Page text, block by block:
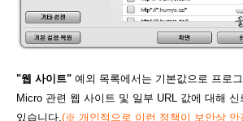
"웹 사이트" 예외 목록에서는 기본값으로 프로
Micro 관련 웹 사이트 및 일부 URL 값에 대해
있습니다.(※ 개인적으로 이런 정책이 보안상 안